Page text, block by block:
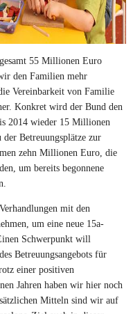
55 Millionen Euro
den Familien mehr
Vereinbarkeit von Familie
Konkret wird der Bund den
2014 wieder 15 Millionen
Betreuungsplätze zur
zehn Millionen Euro, die
um bereits begonnene
mit den
um eine neue 15a-
Schwerpunkt will
Betreuungsangebots für
einer positiven
Jahren haben wir hier noch
Mitteln sind wir auf